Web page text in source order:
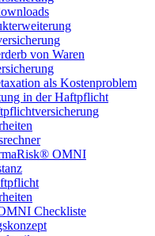
von Waren
als Kostenproblem
in der Haftpflicht
OMNI
Checkliste